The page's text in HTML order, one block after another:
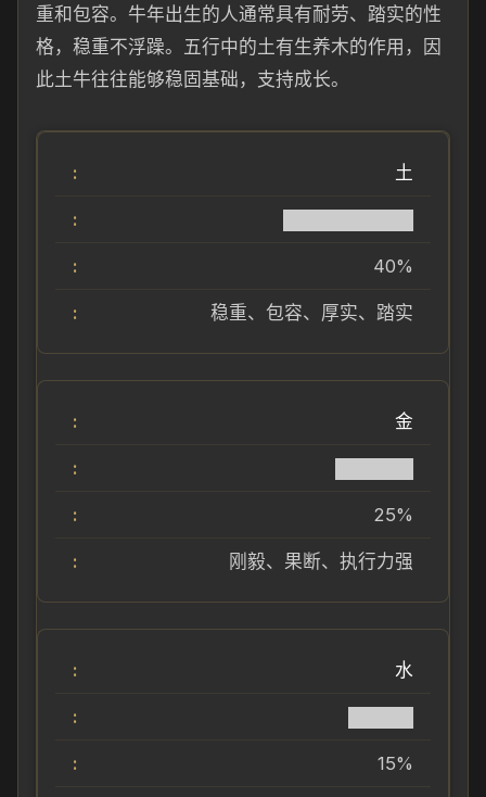
重和包容。牛年出生的人通常具有耐劳、踏实的性
格，稳重不浮躁。五行中的土有生养木的作用，因
此土牛往往能够稳固基础，支持成长。
土
40%
稳重、包容、厚实、踏实
金
25%
刚毅、果断、执行力强
水
15%